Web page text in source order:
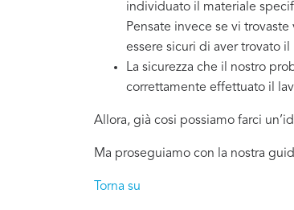
individuato il materiale
Pensate invece se vi
essere sicuri di aver trovato
La sicurezza che il nostro
correttamente effettuato il
Allora, già cosi possiamo farci
Ma proseguiamo con la nostra
Torna su